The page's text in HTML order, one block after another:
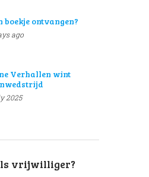
boekje ontvangen?
ago
Verhallen wint
2025
vrijwilliger?